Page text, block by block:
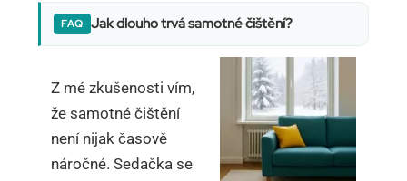
Jak dlouho trvá samotné čištění?
Z mé zkušenosti vím,
že samotné čištění
není nijak časově
náročné. Sedačka se